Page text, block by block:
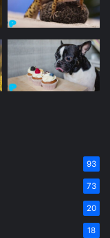
93
73
20
18